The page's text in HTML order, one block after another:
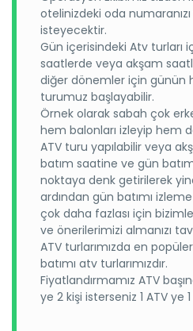
otelinizdeki oda numaranızı
isteyecektir.
Gün içerisindeki Atv turları
saatlerde veya akşam
diğer dönemler için günün
turumuz başlayabilir.
Örnek olarak sabah çok
hem balonları izleyip hem
ATV turu yapılabilir veya
batım saatine ve gün
noktaya denk getirilerek
ardından gün batımı
çok daha fazlası için
ve önerilerimizi almanızı
ATV turlarımızda en
batımı atv turlarımızdır.
Fiyatlandırmamız ATV
ye 2 kişi isterseniz 1 ATV ye